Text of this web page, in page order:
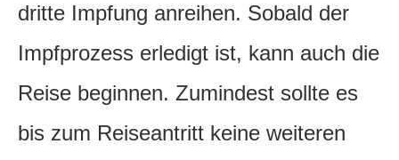
dritte Impfung anreihen. Sobald der
Impfprozess erledigt ist, kann auch die
Reise beginnen. Zumindest sollte es
bis zum Reiseantritt keine weiteren